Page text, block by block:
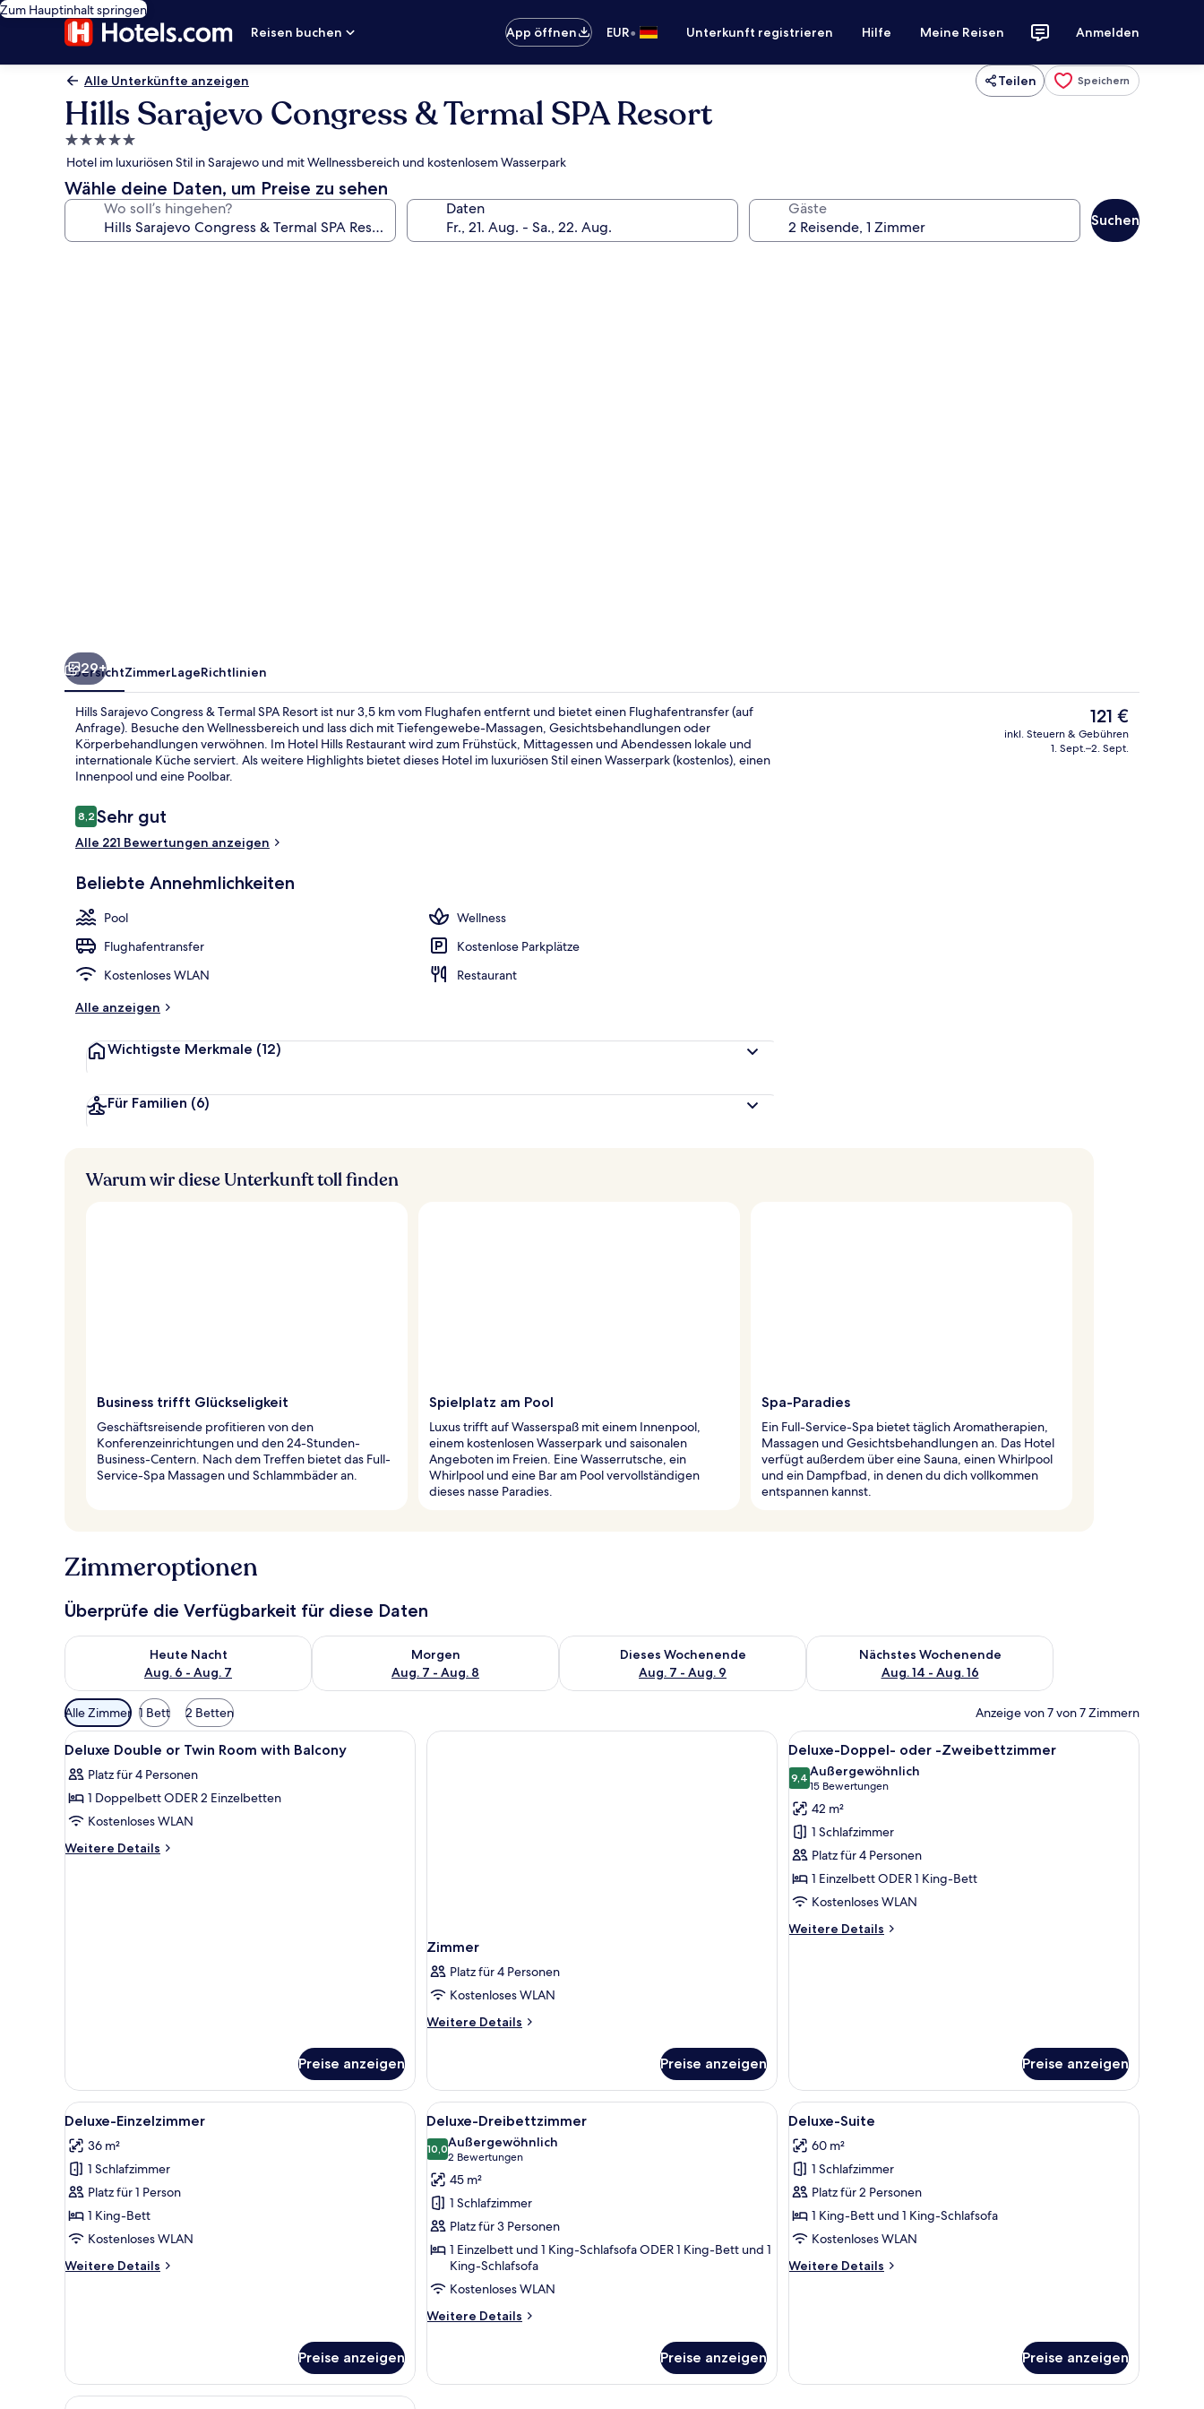
Zum Hauptinhalt springen
Reisen buchen
App öffnen EUR• Unterkunft registrieren Hilfe Meine Reisen Anmelden
Alle Unterkünfte anzeigen Teilen Speichern
Hills Sarajevo Congress & Termal SPA Resort
5.0-
Sterne-
Unterkunft
Hotel im luxuriösen Stil in Sarajewo und mit Wellnessbereich und kostenlosem Wasserpark
Wähle deine Daten, um Preise zu sehen
Wo soll’s hingehen? Daten Gäste
Suchen
Fassade der Unterkunft Fitnessbereich
29+
ÜbersichtZimmerLageRichtlinien
Hills Sarajevo Congress & Termal SPA Resort ist nur 3,5 km vom Flughafen entfernt und bietet einen Flughafentransfer (auf
Anfrage). Besuche den Wellnessbereich und lass dich mit Tiefengewebe-Massagen, Gesichtsbehandlungen oder
Körperbehandlungen verwöhnen. Im Hotel Hills Restaurant wird zum Frühstück, Mittagessen und Abendessen lokale und
internationale Küche serviert. Als weitere Highlights bietet dieses Hotel im luxuriösen Stil einen Wasserpark (kostenlos), einen
Innenpool und eine Poolbar.
Bewertungen
8,28,2 von 10.
Sehr gut
Alle 221 Bewertungen anzeigen
Beliebte Annehmlichkeiten
Pool
Wellness
Flughafentransfer
Kostenlose Parkplätze
Kostenloses WLAN
Restaurant
Alle anzeigen
Wichtigste Merkmale (12)
Für Familien (6)
Der
aktuelle
Preis
121 €
inkl. Steuern & Gebühren
1. Sept.–2. Sept.
Warum wir diese Unterkunft toll finden
Business trifft Glückseligkeit
Geschäftsreisende profitieren von den
Konferenzeinrichtungen und den 24-Stunden-
Business-Centern. Nach dem Treffen bietet das Full-
Service-Spa Massagen und Schlammbäder an.
Spielplatz am Pool
Luxus trifft auf Wasserspaß mit einem Innenpool,
einem kostenlosen Wasserpark und saisonalen
Angeboten im Freien. Eine Wasserrutsche, ein
Whirlpool und eine Bar am Pool vervollständigen
dieses nasse Paradies.
Spa-Paradies
Ein Full-Service-Spa bietet täglich Aromatherapien,
Massagen und Gesichtsbehandlungen an. Das Hotel
verfügt außerdem über eine Sauna, einen Whirlpool
und ein Dampfbad, in denen du dich vollkommen
entspannen kannst.
Zimmeroptionen
Überprüfe die Verfügbarkeit für diese Daten
Heute Nacht
Aug. 6 - Aug. 7
Überprüfe die Verfügbarkeit für heute Nacht, Aug. 6 - Aug. 7.
Morgen
Aug. 7 - Aug. 8
Überprüfe die Verfügbarkeit für morgen, Aug. 7 - Aug. 8.
Dieses Wochenende
Aug. 7 - Aug. 9
Überprüfe die Verfügbarkeit für dieses Wochenende, Aug. 7 - Aug. 9.
Nächstes Wochenende
Aug. 14 - Aug. 16
Überprüfe die Verfügbarkeit für nächstes Wochenende, Aug.
Verfügbare
Filter
für
Alle Zimmer 1 Bett 2 Betten Anzeige von 7 von 7 Zimmern
Alle
Fotos
für
Deluxe
Double
or
Ein Hotelzimmer mit Bett, Nachttischen, Schreibtisch, Stuhl und einem großen Fenster.
6
Deluxe Double or Twin Room with Balcony
Platz für 4 Personen
1 Doppelbett ODER 2 Einzelbetten
Kostenloses WLAN
Weitere Details
Weitere
Preise anzeigen
Zimmer
Platz für 4 Personen
Kostenloses WLAN
Weitere Details
Weitere
Preise anzeigen
Alle
Fotos
für
Deluxe-
Doppel-
oder
-
Zweibettzimmer
anzeigen
Ein modernes Hotelzimmer mit einem
6
Deluxe-Doppel- oder -Zweibettzimmer
9,49,4 von 10
Außergewöhnlich
15 Bewertungen
(15
Bewertungen)
42 m²
1 Schlafzimmer
Platz für 4 Personen
1 Einzelbett ODER 1 King-Bett
Kostenloses WLAN
Weitere Details
Weitere
Preise anzeigen
Alle
Fotos
für
Deluxe-
Einzelzimmer
anzeigen
Ein Hotelzimmer mit einem großen Bett, zwei Nachttischen, einem Schreibtisch und einem Sessel.
8
Deluxe-Einzelzimmer
36 m²
1 Schlafzimmer
Platz für 1 Person
1 King-Bett
Kostenloses WLAN
Weitere Details
Weitere
Preise anzeigen
Alle
Fotos
für
Deluxe-
Dreibettzimmer
anzeigen
Ein modernes Hotelzimmer mit einem großen Bett, einem Schreibtisch und einer Sitzecke.
6
Deluxe-Dreibettzimmer
10,010,0 von 10
Außergewöhnlich
2 Bewertungen
(2
Bewertungen)
45 m²
1 Schlafzimmer
Platz für 3 Personen
1 Einzelbett und 1 King-Schlafsofa ODER 1 King-Bett und 1
King-Schlafsofa
Kostenloses WLAN
Weitere Details
Weitere
Dreibettzimmer
Preise anzeigen
Alle
Fotos
für
Deluxe-
Suite
anzeigen
Ein modernes Hotelzimmer mit einem
4
Deluxe-Suite
60 m²
1 Schlafzimmer
Platz für 2 Personen
1 King-Bett und 1 King-Schlafsofa
Kostenloses WLAN
Weitere Details
Weitere
Preise anzeigen